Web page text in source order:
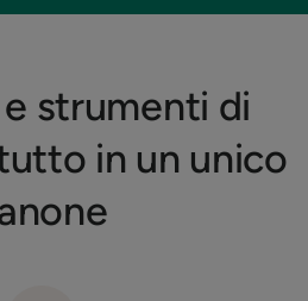
strumenti di
in un unico